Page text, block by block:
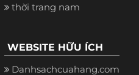
thời trang nam
WEBSITE HỮU ÍCH
Danhsachcuahang.com